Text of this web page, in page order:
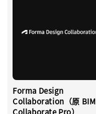
Forma Design
Collaboration（原 BIM
Collaborate Pro）